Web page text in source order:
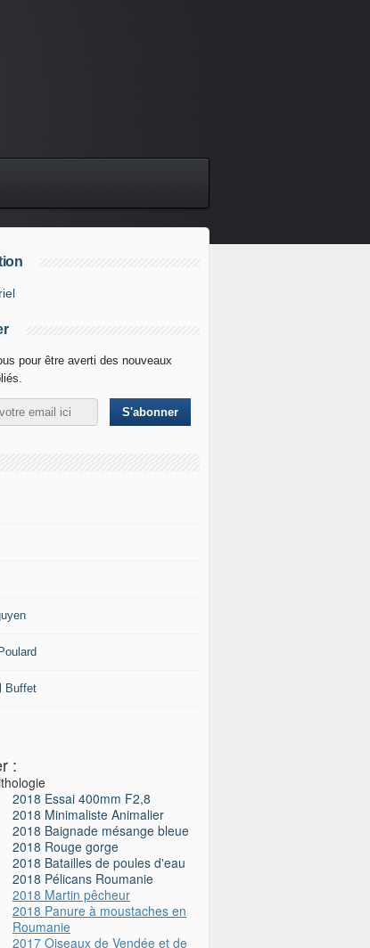
pour être averti des nouveaux
Buffet
:
2018 Essai 400mm F2,8
2018 Minimaliste Animalier
2018 Baignade mésange bleue
2018 Rouge gorge
2018 Batailles de poules d'eau
2018 Pélicans Roumanie
2018 Martin pêcheur
2018 Panure à moustaches en
Roumanie
2017 Oiseaux de Vendée et de